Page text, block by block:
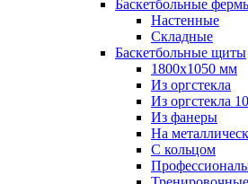
Баскетбольные
Настенные
Складные
Баскетбольные щиты
1800х1050 мм
Из оргстекла
Из оргстекла
Из фанеры
На
С кольцом